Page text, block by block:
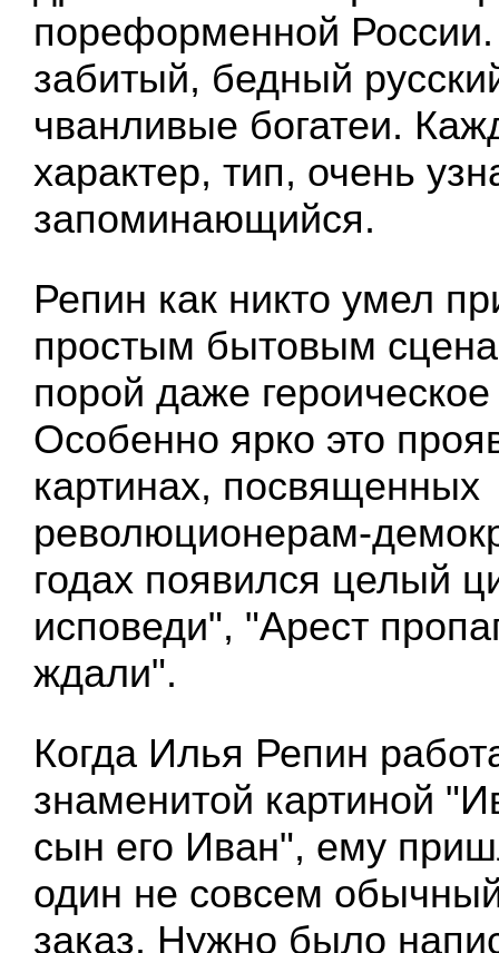
пореформенной
забитый, бедный
чванливые богатеи.
характер, тип, очень
запоминающийся.
Репин как никто умел
простым бытовым
порой даже
Особенно ярко это
картинах, посвященных
революционерам-
годах появился целый
исповеди", "Арест
ждали".
Когда Илья Репин
знаменитой картиной
сын его Иван", ему
один не совсем
заказ. Нужно было